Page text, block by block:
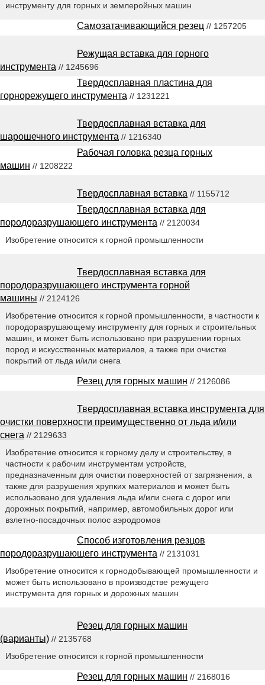
инструменту для горных и землеройных машин
Самозатачивающийся резец // 1257205
Режущая вставка для горного
инструмента // 1245696
Твердосплавная пластина для
горнорежущего инструмента // 1231221
Твердосплавная вставка для
шарошечного инструмента // 1216340
Рабочая головка резца горных
машин // 1208222
Твердосплавная вставка // 1155712
Твердосплавная вставка для
породоразрушающего инструмента // 2120034
Изобретение относится к горной промышленности
Твердосплавная вставка для
породоразрушающего инструмента горной
машины // 2124126
Изобретение относится к горной промышленности, в частности к
породоразрушающему инструменту для горных и строительных
машин, и может быть использовано при разрушении горных
пород и искусственных материалов, а также при очистке
покрытий от льда и/или снега
Резец для горных машин // 2126086
Твердосплавная вставка инструмента для
очистки поверхности преимущественно от льда и/или
снега // 2129633
Изобретение относится к горному делу и строительству, в
частности к рабочим инструментам устройств,
предназначенным для очистки поверхностей от загрязнения, а
также для разрушения хрупких материалов и может быть
использовано для удаления льда и/или снега с дорог или
дорожных покрытий, например, автомобильных дорог или
взлетно-посадочных полос аэродромов
Способ изготовления резцов
породоразрушающего инструмента // 2131031
Изобретение относится к горнодобывающей промышленности и
может быть использовано в производстве режущего
инструмента для горных и дорожных машин
Резец для горных машин
(варианты) // 2135768
Изобретение относится к горной промышленности
Резец для горных машин // 2168016